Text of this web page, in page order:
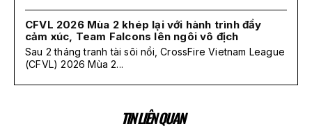
CFVL 2026 Mùa 2 khép lại với hành trình đầy
cảm xúc, Team Falcons lên ngôi vô địch
Sau 2 tháng tranh tài sôi nổi, CrossFire Vietnam League
(CFVL) 2026 Mùa 2...
TIN LIÊN QUAN